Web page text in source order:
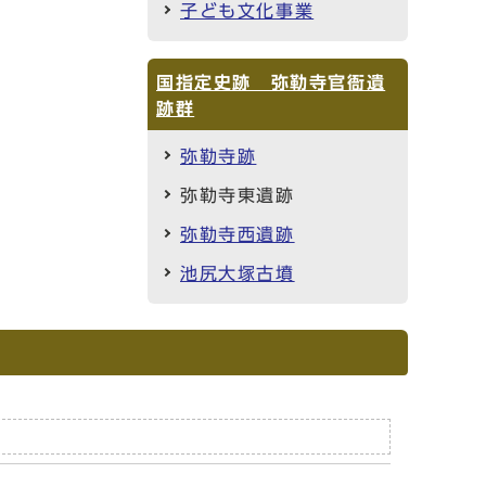
子ども文化事業
国指定史跡 弥勒寺官衙遺
跡群
弥勒寺跡
弥勒寺東遺跡
弥勒寺西遺跡
池尻大塚古墳